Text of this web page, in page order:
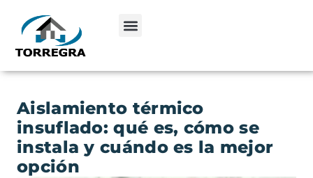
Aislamiento térmico
insuflado: qué es, cómo se
instala y cuándo es la mejor
opción